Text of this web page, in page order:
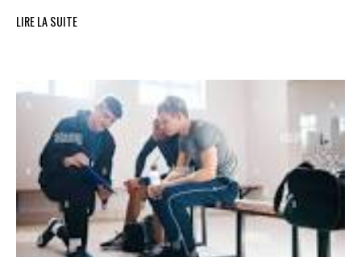
LIRE LA SUITE